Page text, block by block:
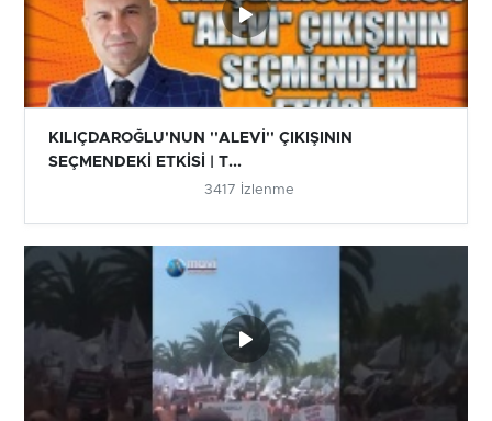
KILIÇDAROĞLU'NUN ''ALEVİ'' ÇIKIŞININ
SEÇMENDEKİ ETKİSİ | T...
3417 İzlenme